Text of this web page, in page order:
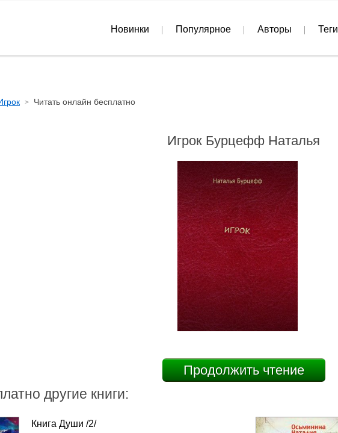
Читать онлайн бесплатно
Игрок Бурцефф Наталья
Продолжить чтение
другие книги:
Книга Души /2/
Новинки Популярное Авторы Теги